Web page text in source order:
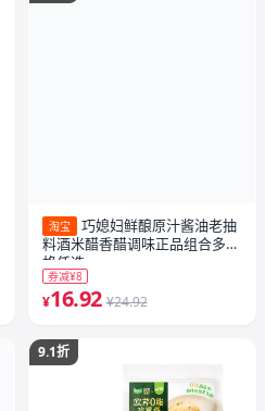
淘宝
巧媳妇鲜酿原汁酱油老抽
料酒米醋香醋调味正品组合多规
格任选
券减¥8
¥16.92 ¥24.92
9.1折